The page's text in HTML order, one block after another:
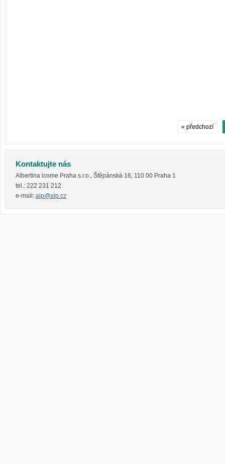
« předchozí
Kontaktujte nás
Albertina icome Praha s.r.o. Štěpánská 16 110 00 Praha 1
tel.: 222 231 212
e-mail: aip@aip.cz